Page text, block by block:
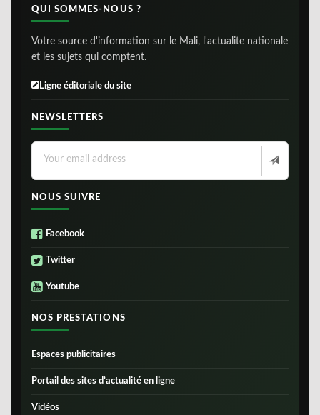
QUI SOMMES-NOUS ?
Votre source d'information sur le Mali, l'actualite nationale
et les sujets qui comptent.
Ligne éditoriale du site
NEWSLETTERS
NOUS SUIVRE
Facebook
Twitter
Youtube
NOS PRESTATIONS
Espaces publicitaires
Portail des sites d’actualité en ligne
Vidéos